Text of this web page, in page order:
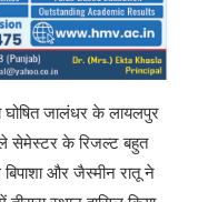
घोषित जालंधर के लायलपुर
सेमेस्टर के रिजल्ट बहुत
और जैस्मीन रातू ने